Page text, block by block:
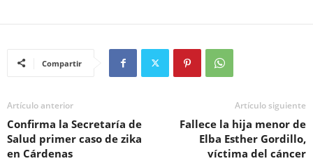
Compartir
Artículo anterior
Confirma la Secretaría de
Salud primer caso de zika
en Cárdenas
Artículo siguiente
Fallece la hija menor de
Elba Esther Gordillo,
víctima del cáncer